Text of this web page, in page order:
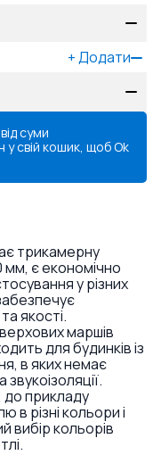
+Додати
суми
у свій кошик, щобOk
трикамерну
є економічно
у різних
якості.
маршів
для будинків із
в яких немає
прикладу
в різні кольори і
вибір кольорів